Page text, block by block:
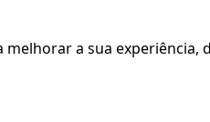
a sua experiência,